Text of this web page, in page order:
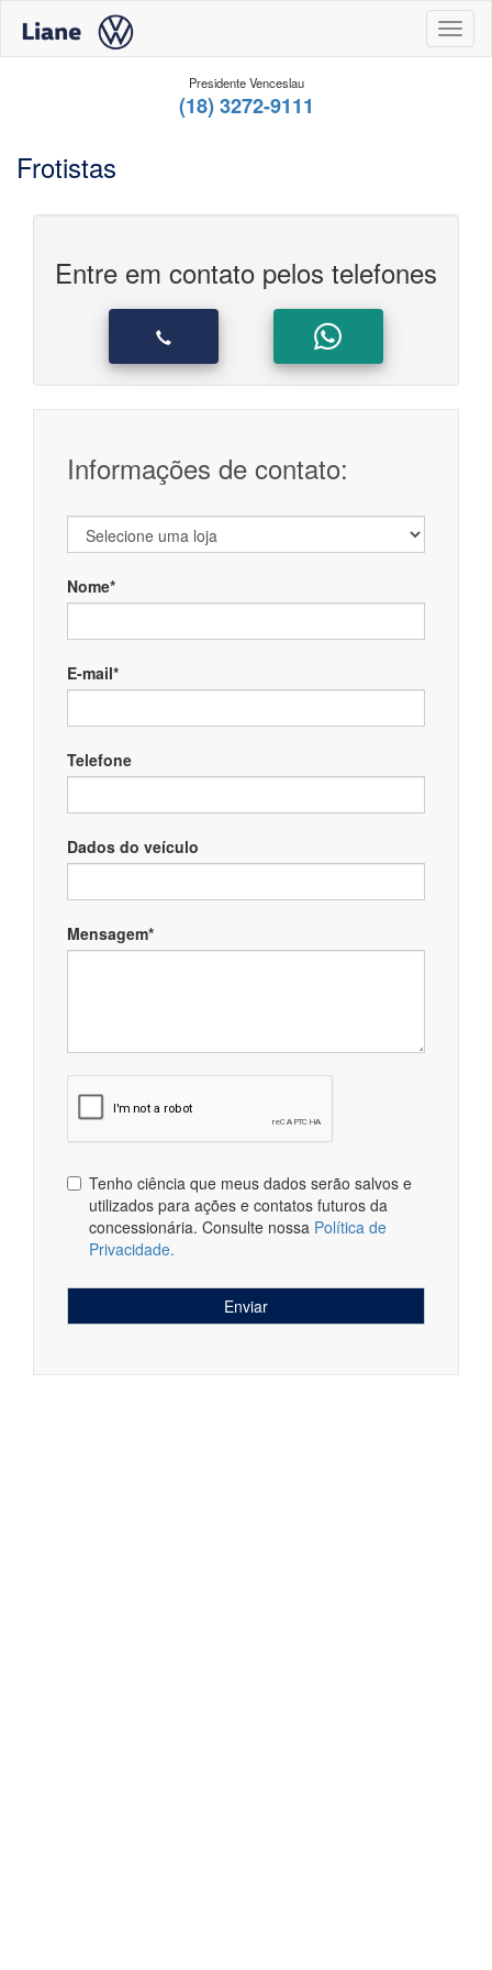
Presidente Venceslau
(18) 3272-9111
Frotistas
Entre em contato pelos telefones
Informações de contato:
Nome*
E-mail*
Telefone
Dados do veículo
Mensagem*
Tenho ciência que meus dados serão salvos e
utilizados para ações e contatos futuros da
concessionária. Consulte nossa Política de
Privacidade.
Enviar